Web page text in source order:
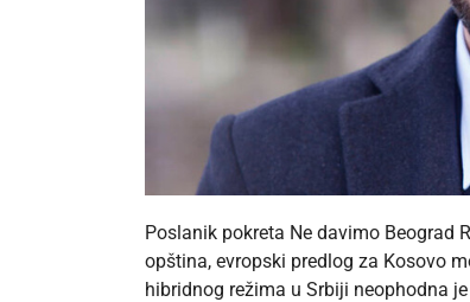
Poslanik pokreta Ne davimo Beograd
opština, evropski predlog za Kosovo
hibridnog režima u Srbiji neophodna